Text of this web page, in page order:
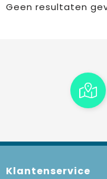
Geen resultaten
Klantenservice